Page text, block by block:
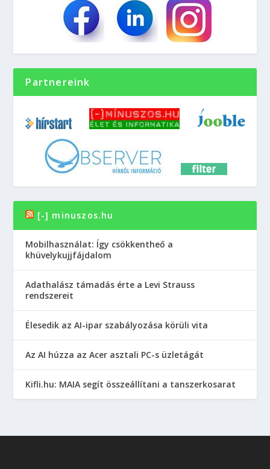
Partnereink
[-] minuszos.hu
Mobilhasználat: Így csökkentheő a
khüvelykujjfájdalom
Adathalász támadás érte a Levi Strauss
rendszereit
Élesedik az AI-ipar szabályozása körüli vita
Az AI húzza az Acer asztali PC-s üzletágát
Kifli.hu: MAIA segít összeállítani a tanszerkosarat